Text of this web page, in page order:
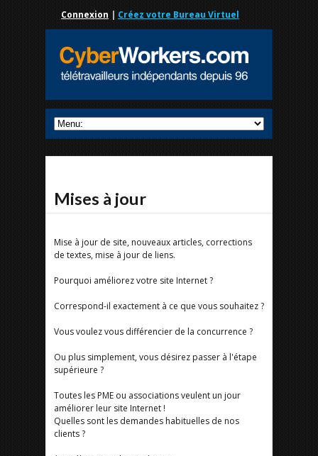
Connexion | Créez votre Bureau Virtuel
Mises à jour
Mise à jour de site, nouveaux articles, corrections
de textes, mise à jour de liens.
Pourquoi améliorez votre site Internet ?
Correspond-il exactement à ce que vous souhaitez ?
Vous voulez vous différencier de la concurrence ?
Ou plus simplement, vous désirez passer à l'étape
supérieure ?
Toutes les PME ou associations veulent un jour
améliorer leur site Internet !
Quelles sont les demandes habituelles de nos
clients ?